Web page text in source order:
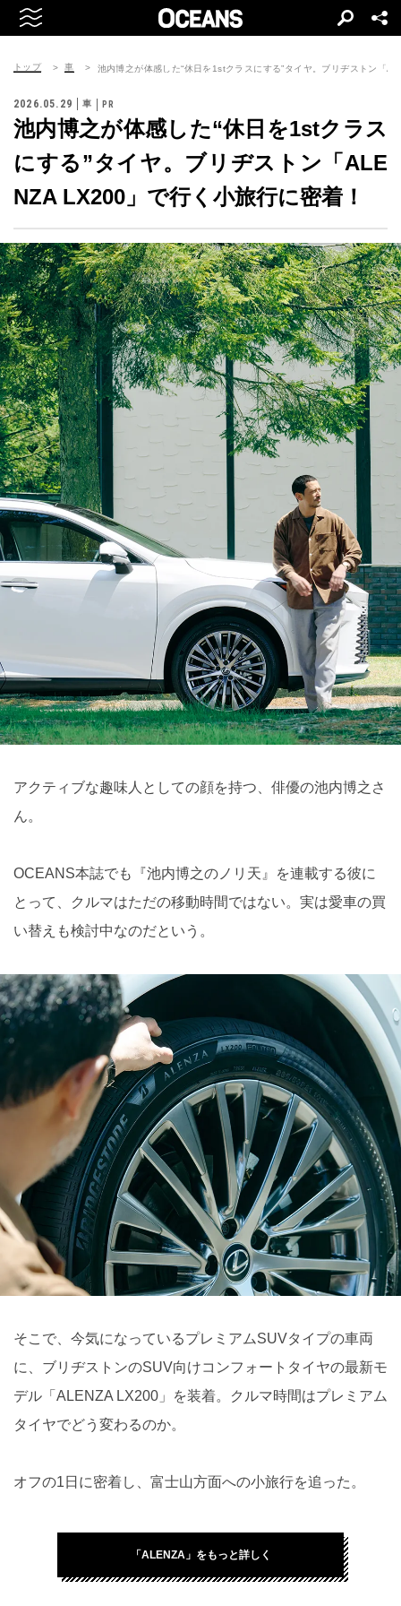
トップ 車 池内博之が体感した“休日を1stクラスにする”タイヤ。ブリヂストン「
2026.05.29 車
池内博之が体感した“休日を1stクラス
にする”タイヤ。ブリヂストン「ALE
NZA LX200」で行く小旅行に密着！
アクティブな趣味人としての顔を持つ、俳優の池内博之さ
ん。
OCEANS本誌でも『池内博之のノリ天』を連載する彼に
とって、クルマはただの移動時間ではない。実は愛車の買
い替えも検討中なのだという。
そこで、今気になっているプレミアムSUVタイプの車両
に、ブリヂストンのSUV向けコンフォートタイヤの最新モ
デル「ALENZA LX200」を装着。クルマ時間はプレミアム
タイヤでどう変わるのか。
オフの1日に密着し、富士山方面への小旅行を追った。
「ALENZA」をもっと詳しく